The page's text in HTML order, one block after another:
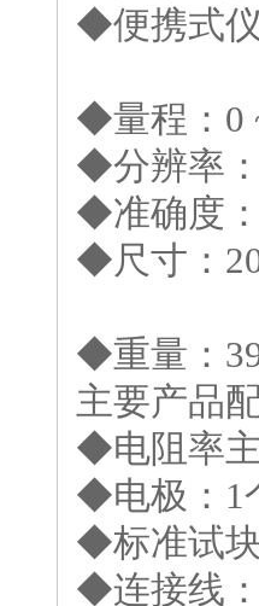
◆便携式
◆量程： 0
◆分辨率
◆准确度
◆尺寸：
◆重量：
主要产品
◆电阻率
◆电极： 1
◆标准试
◆连接线